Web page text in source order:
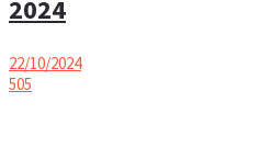
2024
22/10/2024
505